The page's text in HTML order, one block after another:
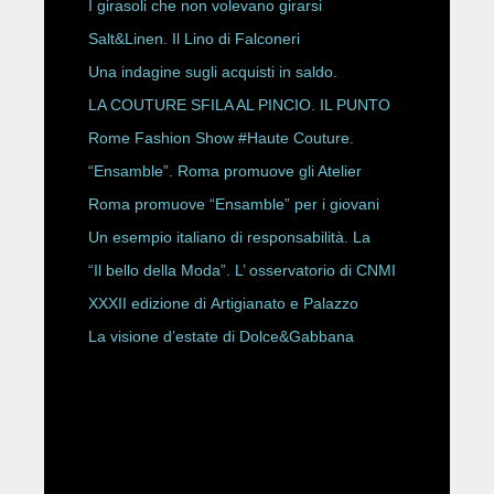
I girasoli che non volevano girarsi
Salt&Linen. Il Lino di Falconeri
Una indagine sugli acquisti in saldo.
LA COUTURE SFILA AL PINCIO. IL PUNTO
CON ALESSANDRO ONORATO E
ROBERTA ANGELILLI
Rome Fashion Show #Haute Couture.
“Ensamble”. Roma promuove gli Atelier
Storici
Roma promuove “Ensamble” per i giovani
Un esempio italiano di responsabilità. La
Rete Slow Fiber
“Il bello della Moda”. L’ osservatorio di CNMI
XXXII edizione di Artigianato e Palazzo
La visione d’estate di Dolce&Gabbana